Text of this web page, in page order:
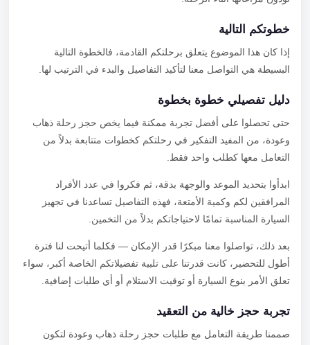
خطوتكم التالية
إذا كان هذا الموضوع يتعلق برحلتكم القادمة، فالخطوة التالية
البسيطة هي التواصل معنا لتأكيد التفاصيل والبدء في الترتيب لها.
دليل تفصيلي خطوة بخطوة
حتى تحصلوا على أفضل تجربة ممكنة فيما يخص حجز رحلة ذهاب
وعودة، من المفيد التفكير في رحلتكم كخطوات متتابعة بدلاً من
التعامل معها كطلب واحد فقط.
ابدأوا بتحديد الموعد والوجهة بدقة، ثم فكروا في عدد الأفراد
المرافقين لكم وكمية الأمتعة، فهذه التفاصيل تساعدنا في تجهيز
السيارة المناسبة تمامًا لاحتياجاتكم بدلاً من التخمين.
بعد ذلك، تواصلوا معنا مبكرًا قدر الإمكان — فكلما أتيحت لنا فترة
أطول للتحضير، كانت قدرتنا على تلبية تفضيلاتكم الخاصة أكبر، سواء
تعلق الأمر بنوع السيارة أو توقيت الاستلام أو أي طلبات إضافية.
تجربة حجز خالية من التعقيد
صممنا طريقة التعامل مع طلبات حجز رحلة ذهاب وعودة لتكون